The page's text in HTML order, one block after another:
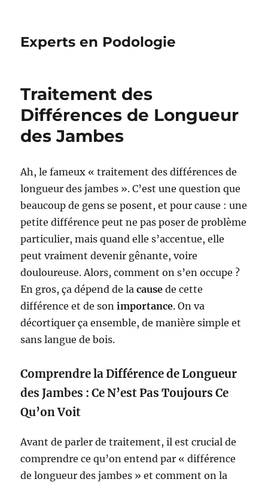
Experts en Podologie
Traitement des
Différences de Longueur
des Jambes
Ah, le fameux « traitement des différences de
longueur des jambes ». C’est une question que
beaucoup de gens se posent, et pour cause : une
petite différence peut ne pas poser de problème
particulier, mais quand elle s’accentue, elle
peut vraiment devenir gênante, voire
douloureuse. Alors, comment on s’en occupe ?
En gros, ça dépend de lacause de cette
différence et de sonimportance. On va
décortiquer ça ensemble, de manière simple et
sans langue de bois.
Comprendre la Différence de Longueur
des Jambes : Ce N’est Pas Toujours Ce
Qu’on Voit
Avant de parler de traitement, il est crucial de
comprendre ce qu’on entend par « différence
de longueur des jambes » et comment on la